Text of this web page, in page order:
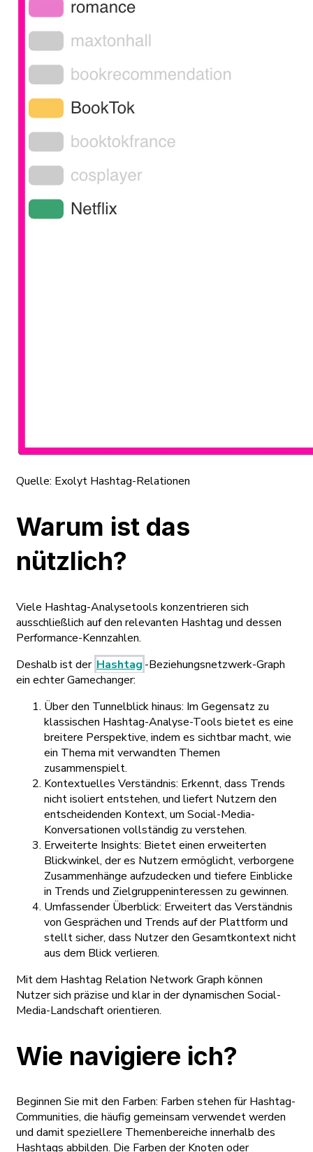
Quelle: Exolyt Hashtag-Relationen
Warum ist das
nützlich?
Viele Hashtag-Analysetools konzentrieren sich
ausschließlich auf den relevanten Hashtag und dessen
Performance-Kennzahlen.
Deshalb ist der Hashtag -Beziehungsnetzwerk-Graph
ein echter Gamechanger:
Über den Tunnelblick hinaus: Im Gegensatz zu
klassischen Hashtag-Analyse-Tools bietet es eine
breitere Perspektive, indem es sichtbar macht, wie
ein Thema mit verwandten Themen
zusammenspielt.
Kontextuelles Verständnis: Erkennt, dass Trends
nicht isoliert entstehen, und liefert Nutzern den
entscheidenden Kontext, um Social-Media-
Konversationen vollständig zu verstehen.
Erweiterte Insights: Bietet einen erweiterten
Blickwinkel, der es Nutzern ermöglicht, verborgene
Zusammenhänge aufzudecken und tiefere Einblicke
in Trends und Zielgruppeninteressen zu gewinnen.
Umfassender Überblick: Erweitert das Verständnis
von Gesprächen und Trends auf der Plattform und
stellt sicher, dass Nutzer den Gesamtkontext nicht
aus dem Blick verlieren.
Mit dem Hashtag Relation Network Graph können
Nutzer sich präzise und klar in der dynamischen Social-
Media-Landschaft orientieren.
Wie navigiere ich?
Beginnen Sie mit den Farben: Farben stehen für Hashtag-
Communities, die häufig gemeinsam verwendet werden
und damit speziellere Themenbereiche innerhalb des
Hashtags abbilden. Die Farben der Knoten oder